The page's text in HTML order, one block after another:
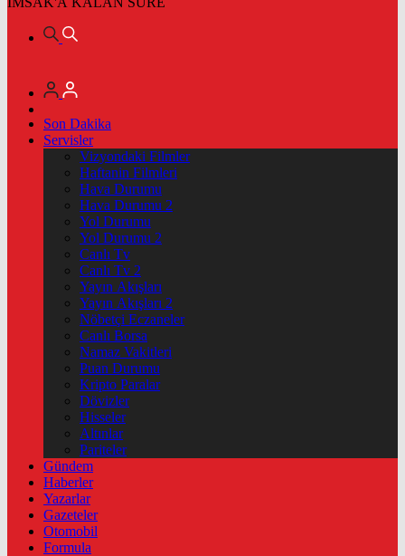
Son Dakika
Servisler
Vizyondaki Filmler
Haftanin Filmleri
Hava Durumu
Hava Durumu 2
Yol Durumu
Yol Durumu 2
Canlı Tv
Canlı Tv 2
Yayın Akışları
Yayın Akışları 2
Nöbetçi Eczaneler
Canlı Borsa
Namaz Vakitleri
Puan Durumu
Kripto Paralar
Dövizler
Hisseler
Altınlar
Pariteler
Gündem
Haberler
Yazarlar
Gazeteler
Otomobil
Formula